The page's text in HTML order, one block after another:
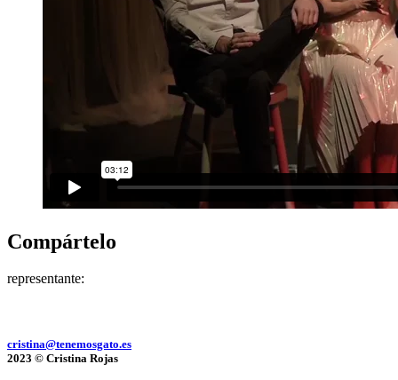
Compártelo
representante:
cristina@tenemosgato.es
2023 © Cristina Rojas